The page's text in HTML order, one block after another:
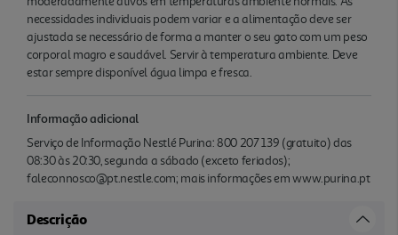
necessidades individuais podem variar e a alimentação deve ser
ajustada se necessário de forma a manter o seu gato com um peso
corporal magro e saudável. Servir à temperatura ambiente. Deve
estar sempre disponível água limpa e fresca.
Informação adicional
Serviço de Informação Nestlé Purina: 800 207 139 (gratuito) das
08:30 às 20:30, segunda a sábado (exceto feriados);
faleconnosco@pt.nestle.com; mais informações em www.purina.pt
Descrição